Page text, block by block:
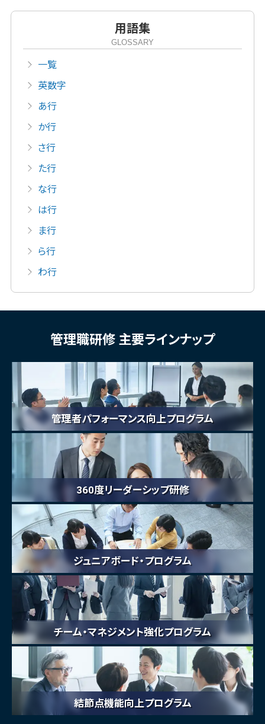
用語集
GLOSSARY
一覧
英数字
あ行
か行
さ行
た行
な行
は行
ま行
ら行
わ行
管理職研修 主要ラインナップ
管理者パフォーマンス向上プログラム
360度リーダーシップ研修
ジュニアボード・プログラム
チーム・マネジメント強化プログラム
結節点機能向上プログラム